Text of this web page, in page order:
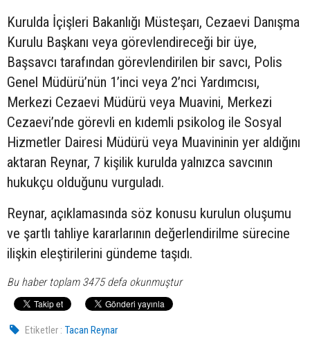
Kurulda İçişleri Bakanlığı Müsteşarı, Cezaevi Danışma
Kurulu Başkanı veya görevlendireceği bir üye,
Başsavcı tarafından görevlendirilen bir savcı, Polis
Genel Müdürü’nün 1’inci veya 2’nci Yardımcısı,
Merkezi Cezaevi Müdürü veya Muavini, Merkezi
Cezaevi’nde görevli en kıdemli psikolog ile Sosyal
Hizmetler Dairesi Müdürü veya Muavininin yer aldığını
aktaran Reynar, 7 kişilik kurulda yalnızca savcının
hukukçu olduğunu vurguladı.
Reynar, açıklamasında söz konusu kurulun oluşumu
ve şartlı tahliye kararlarının değerlendirilme sürecine
ilişkin eleştirilerini gündeme taşıdı.
Bu haber toplam 3475 defa okunmuştur
Etiketler : Tacan Reynar